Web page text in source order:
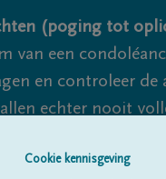
(poging tot
van een
en controleer
echter nooit
Cookie kennisgeving